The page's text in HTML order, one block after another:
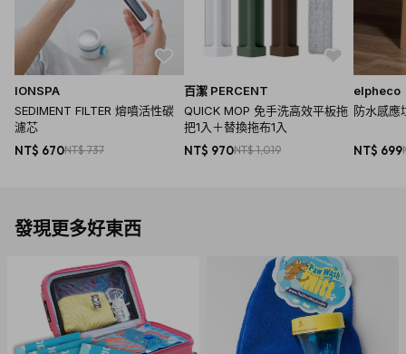
IONSPA
SEDIMENT FILTER 熔噴活性碳
濾芯
NT$ 670NT$ 737
百潔 PERCENT
QUICK MOP 免手洗高效平板拖
把1入＋替換拖布1入
NT$ 970NT$ 1,019
elpheco
防水感應
NT$ 699
發現更多好東西